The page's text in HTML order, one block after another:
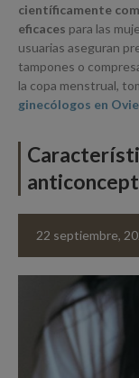
científicamente
eficaces para las
usuarias aseguran
tampones o
la copa menstrual,
ginecólogos en
22 septiembre,